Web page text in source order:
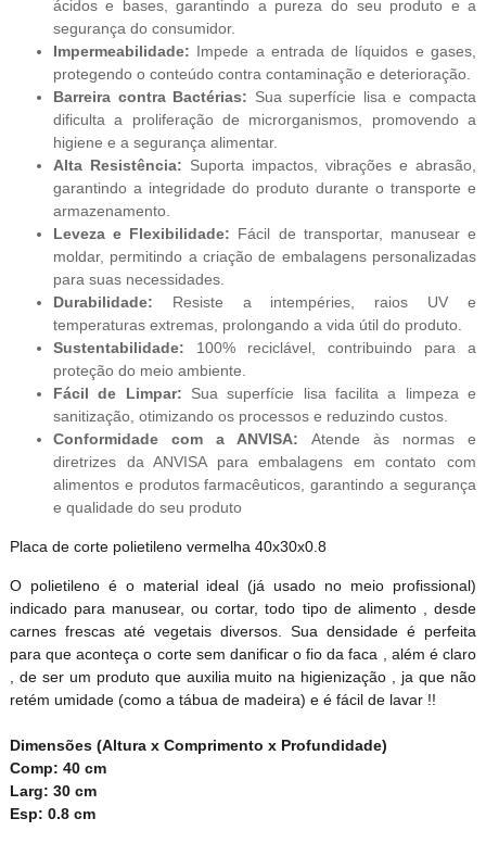
ácidos e bases, garantindo a pureza do seu produto e a
segurança do consumidor.
Impermeabilidade: Impede a entrada de líquidos e gases,
protegendo o conteúdo contra contaminação e deterioração.
Barreira contra Bactérias: Sua superfície lisa e compacta
dificulta a proliferação de microrganismos, promovendo a
higiene e a segurança alimentar.
Alta Resistência: Suporta impactos, vibrações e abrasão,
garantindo a integridade do produto durante o transporte e
armazenamento.
Leveza e Flexibilidade: Fácil de transportar, manusear e
moldar, permitindo a criação de embalagens personalizadas
para suas necessidades.
Durabilidade: Resiste a intempéries, raios UV e
temperaturas extremas, prolongando a vida útil do produto.
Sustentabilidade: 100% reciclável, contribuindo para a
proteção do meio ambiente.
Fácil de Limpar: Sua superfície lisa facilita a limpeza e
sanitização, otimizando os processos e reduzindo custos.
Conformidade com a ANVISA: Atende às normas e
diretrizes da ANVISA para embalagens em contato com
alimentos e produtos farmacêuticos, garantindo a segurança
e qualidade do seu produto
Placa de corte polietileno vermelha 40x30x0.8
O polietileno é o material ideal (já usado no meio profissional)
indicado para manusear, ou cortar, todo tipo de alimento , desde
carnes frescas até vegetais diversos. Sua densidade é perfeita
para que aconteça o corte sem danificar o fio da faca , além é claro
, de ser um produto que auxilia muito na higienização , ja que não
retém umidade (como a tábua de madeira) e é fácil de lavar !!
Dimensões (Altura x Comprimento x Profundidade)
Comp: 40 cm
Larg: 30 cm
Esp: 0.8 cm